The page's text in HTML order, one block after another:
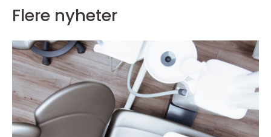
Flere nyheter